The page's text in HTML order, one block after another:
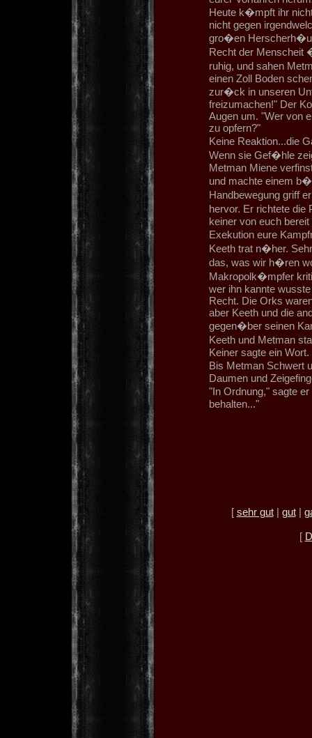
Heute k�mpft ihr
nicht gegen
gro�en
Recht der Menscheit
ruhig, und sahen
einen Zoll Boden
zur�ck in unseren
freizumachen!" Der
Augen um. "Wer von
zu opfern?"
Keine Reaktion...die
Wenn sie Gef�hle
Metman Miene
und machte einem
Handbewegung griff
hervor. Er richtete
keiner von euch
Exekution eure
Keeth trat n�her.
das, was wir h�ren
Makropolk�mpfer
wer ihn kannte
Recht. Die Orks
aber Keeth und die
gegen�ber seinen
Keeth und Metman
Keiner sagte ein Wort.
Bis Metman Schwert
Daumen und
"In Ordnung," sagte
behalten..."
[ sehr gut| gut|
[